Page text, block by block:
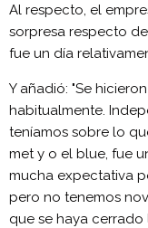
Al respecto, el
sorpresa respecto
fue un día
Y añadió: "Se
habitualmente.
teníamos sobre lo
met y o el blue, fue
mucha expectativa
pero no tenemos
que se haya